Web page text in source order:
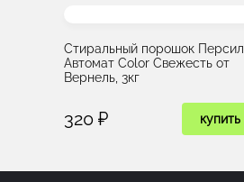
Стиральный порошок Персил
Автомат Color Свежесть от
Вернель, 3кг
320 ₽ купить